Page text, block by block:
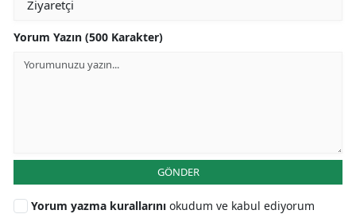
Yorum Yazın (500 Karakter)
GÖNDER
Yorum yazma kurallarını okudum ve kabul ediyorum